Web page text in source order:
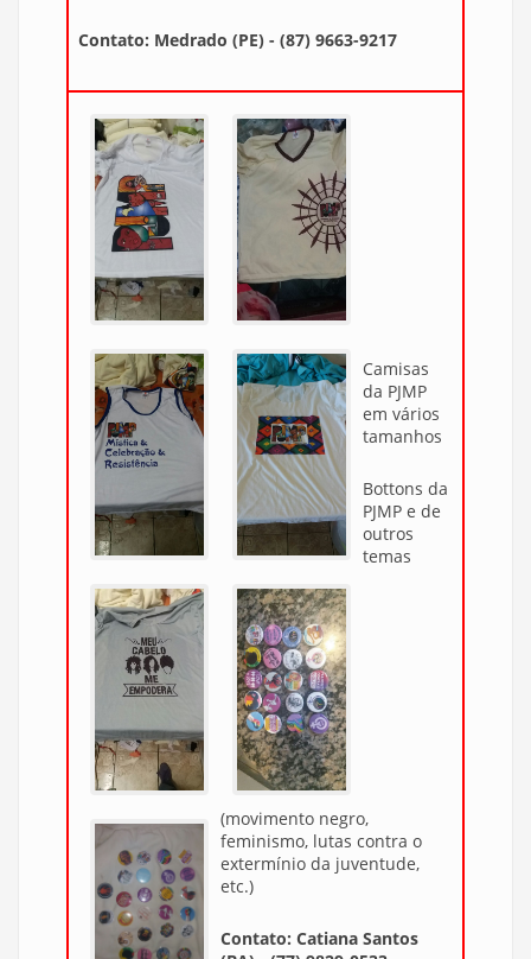
Contato: Medrado (PE) - (87) 9663-9217
Camisas
da PJMP
em vários
tamanhos
Bottons da
PJMP e de
outros
temas
(movimento negro,
feminismo, lutas contra o
extermínio da juventude,
etc.)
Contato: Catiana Santos